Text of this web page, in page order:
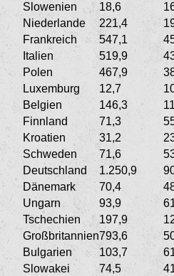
Slowenien
18,6
Niederlande
221,4
Frankreich
547,1
Italien
519,9
Polen
467,9
Luxemburg
12,7
Belgien
146,3
Finnland
71,3
Kroatien
31,2
Schweden
71,6
Deutschland
1.250,9
Dänemark
70,4
Ungarn
93,9
Tschechien
197,9
Großbritannien793,6
Bulgarien
103,7
Slowakei
74,5